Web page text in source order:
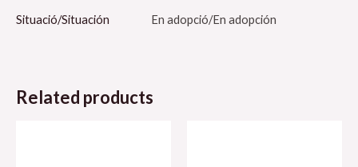
Situació/Situación En adopció/En adopción
Related products